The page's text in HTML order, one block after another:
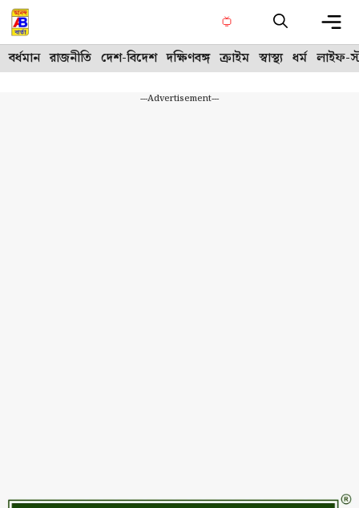
Skip
to
content
বর্ধমান রাজনীতি দেশ-বিদেশ দক্ষিণবঙ্গ ক্রাইম স্বাস্থ্য ধর্ম লাইফ-
---Advertisement---